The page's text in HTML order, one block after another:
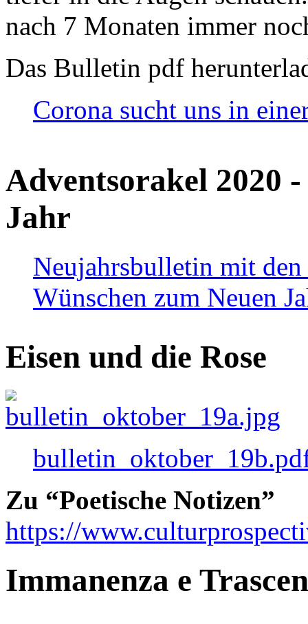
nach 7 Monaten immer
Das Bulletin pdf
Corona sucht uns in
Adventsorakel 2020
Jahr
Neujahrsbulletin mit den
Wünschen zum Neuen
Eisen und die Rose
Zu “Poetische Notizen”
https://
Immanenza e